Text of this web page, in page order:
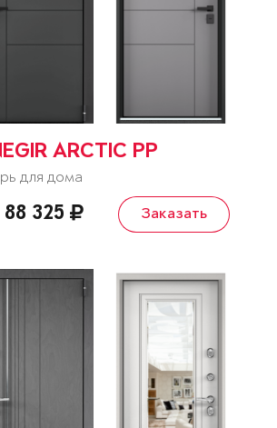
ARCTIC PP
для дома
325 Заказать